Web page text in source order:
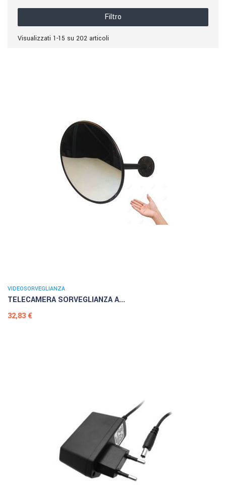
Filtro
Visualizzati 1-15 su 202 articoli
VIDEOSORVEGLIANZA
TELECAMERA SORVEGLIANZA A...
Prezzo
32,83 €